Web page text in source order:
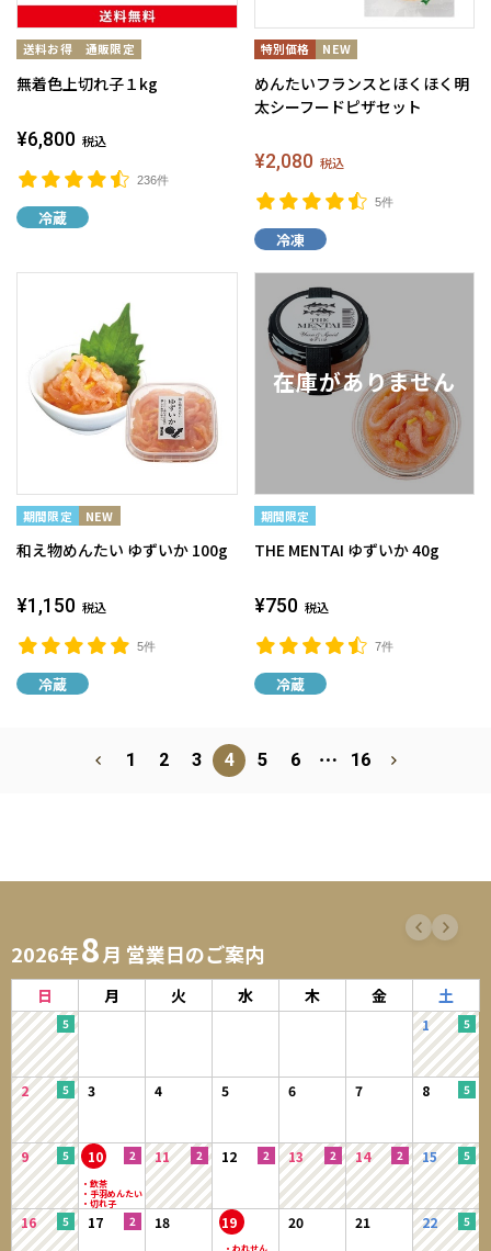
無着色上切れ子１kg
236件
¥6,800 税込
冷蔵
めんたいフランスとほくほく明
太シーフードピザセット
5件
¥2,080 税込
冷凍
和え物めんたい ゆずいか 100g
5件
¥1,150 税込
冷蔵
THE MENTAI ゆずいか 40g
7件
¥750 税込
冷蔵
1 2 3 4 5 6 ⋯ 16
2026年8月 営業日のご案内
日 月 火 水 木 金 土
1
2 3 4 5 6 7 8
9 10 11 12 13 14 15
16 17 18 19 20 21 22